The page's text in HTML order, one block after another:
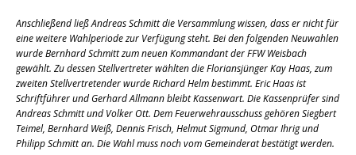
Anschließend ließ Andreas Schmitt die Versammlung wissen, dass er nicht für
eine weitere Wahlperiode zur Verfügung steht. Bei den folgenden Neuwahlen
wurde Bernhard Schmitt zum neuen Kommandant der FFW Weisbach
gewählt. Zu dessen Stellvertreter wählten die Floriansjünger Kay Haas, zum
zweiten Stellvertretender wurde Richard Helm bestimmt. Eric Haas ist
Schriftführer und Gerhard Allmann bleibt Kassenwart. Die Kassenprüfer sind
Andreas Schmitt und Volker Ott. Dem Feuerwehrausschuss gehören Siegbert
Teimel, Bernhard Weiß, Dennis Frisch, Helmut Sigmund, Otmar Ihrig und
Philipp Schmitt an. Die Wahl muss noch vom Gemeinderat bestätigt werden.